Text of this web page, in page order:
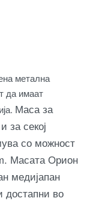
метална
да имаат
Маса за
за секој
со можност
Масата Орион
медијапан
достапни во